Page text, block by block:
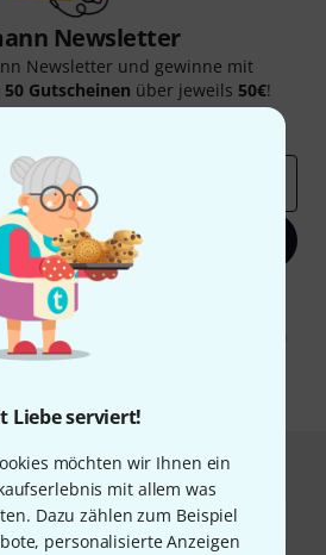
Liebe serviert!
möchten wir Ihnen ein
mit allem was
Dazu zählen zum Beispiel
personalisierte Anzeigen
Newsletter
Newsletter und gewinne mit
50 Gutscheinen über jeweils 50€!
Thomann Insights
Jetzt anmelden
stimmen Sie dem Erhalt von E-Mail-
des E-Mail-Nutzungsverhaltens zu. Die
Weitere Informationen finden Sie in
Datenschutzhinweisen